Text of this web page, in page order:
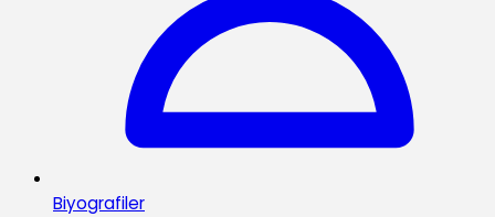
Biyografiler